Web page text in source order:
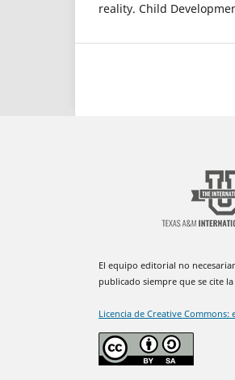
reality. Child
El equipo editorial no
publicado siempre que se cite
Licencia de Creative